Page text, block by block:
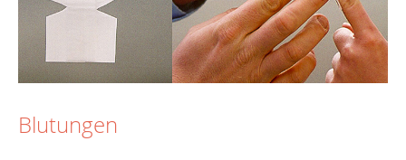
Blutungen